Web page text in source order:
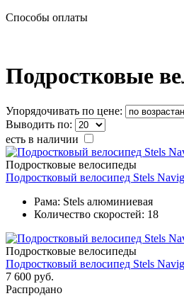
Способы оплаты
Подростковые
Упорядочивать по цене:
Выводить по:
есть в наличии
Подростковые велосипеды
Подростковый велосипед Stels
Рама: Stels алюминиевая
Количество скоростей: 18
Подростковые велосипеды
Подростковый велосипед Stels
7 600 руб.
Распродано